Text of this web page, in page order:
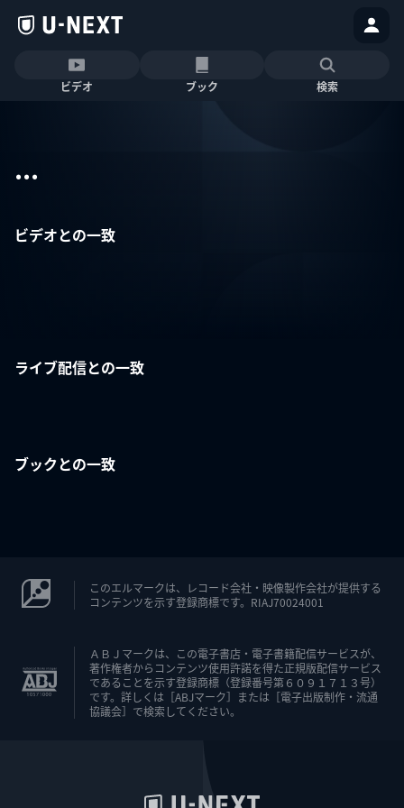
ビデオ ブック 検索
...
ビデオとの一致
ライブ配信との一致
ブックとの一致
このエルマークは、レコード会社・映像製作会社が提供する
コンテンツを示す登録商標です。RIAJ70024001
ＡＢＪマークは、この電子書店・電子書籍配信サービスが、
著作権者からコンテンツ使用許諾を得た正規版配信サービス
であることを示す登録商標（登録番号第６０９１７１３号）
です。詳しくは［ABJマーク］または［電子出版制作・流通
協議会］で検索してください。